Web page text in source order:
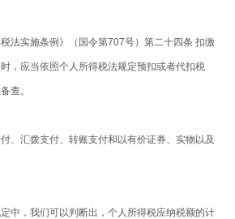
税法实施条例》（国令第707号）第二十四条 扣缴
，应当依照个人所得税法规定预扣或者代扣税
查。
、汇拨支付、转账支付和以有价证券、实物以及
中，我们可以判断出，个人所得税应纳税额的计